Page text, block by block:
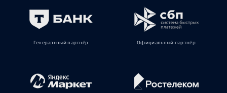
Генеральный партнёр Официальный партнёр